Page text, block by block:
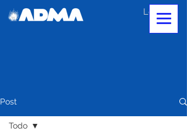
Login
Post
Todo